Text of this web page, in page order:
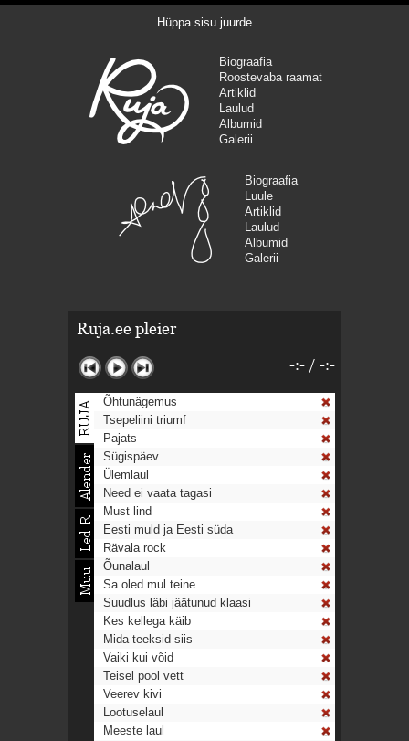
Hüppa sisu juurde
Biograafia
Roostevaba raamat
Artiklid
Laulud
Albumid
Galerii
Biograafia
Luule
Artiklid
Laulud
Albumid
Galerii
Ruja.ee pleier
-:- / -:-
Õhtunägemus
Tsepeliini triumf
Pajats
Sügispäev
Ülemlaul
Need ei vaata tagasi
Must lind
Eesti muld ja Eesti süda
Rävala rock
Õunalaul
Sa oled mul teine
Suudlus läbi jäätunud klaasi
Kes kellega käib
Mida teeksid siis
Vaiki kui võid
Teisel pool vett
Veerev kivi
Lootuselaul
Meeste laul